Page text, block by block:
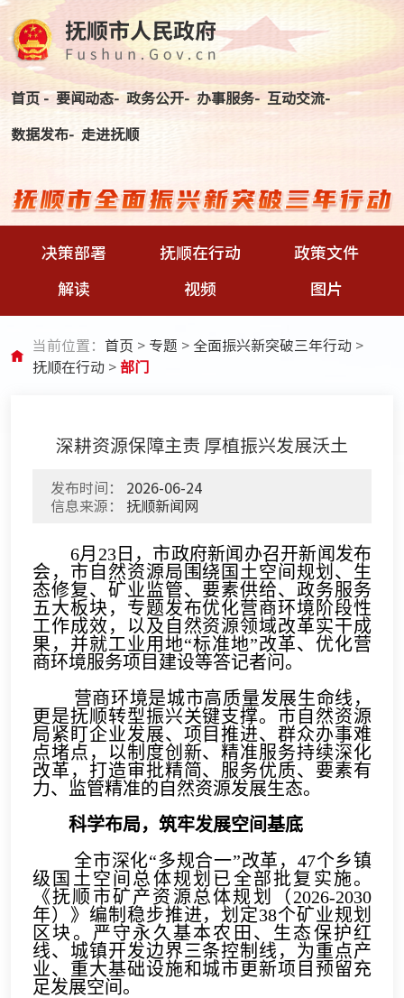
首页 -要闻动态-政务公开-办事服务- 互动交流-
数据发布- 走进抚顺
决策部署 抚顺在行动
政策文件
解读
视频 图片
当前位置： 首页 > 专题 > 全面振兴新突破三年行动 >
抚顺在行动 >部门
深耕资源保障主责 厚植振兴发展沃土
发布时间：
2026-06-24
信息来源：
抚顺新闻网
6月23日，市政府新闻办召开新闻发布
会，市自然资源局围绕国土空间规划、生
态修复、矿业监管、要素供给、政务服务
五大板块，专题发布优化营商环境阶段性
工作成效，以及自然资源领域改革实干成
果，并就工业用地“标准地”改革、优化营
商环境服务项目建设等答记者问。
营商环境是城市高质量发展生命线，
更是抚顺转型振兴关键支撑。市自然资源
局紧盯企业发展、项目推进、群众办事难
点堵点，以制度创新、精准服务持续深化
改革，打造审批精简、服务优质、要素有
力、监管精准的自然资源发展生态。
科学布局，筑牢发展空间基底
全市深化“多规合一”改革，47个乡镇
级国土空间总体规划已全部批复实施。
《抚顺市矿产资源总体规划（2026-2030
年）》编制稳步推进，划定38个矿业规划
区块。严守永久基本农田、生态保护红
线、城镇开发边界三条控制线，为重点产
业、重大基础设施和城市更新项目预留充
足发展空间。